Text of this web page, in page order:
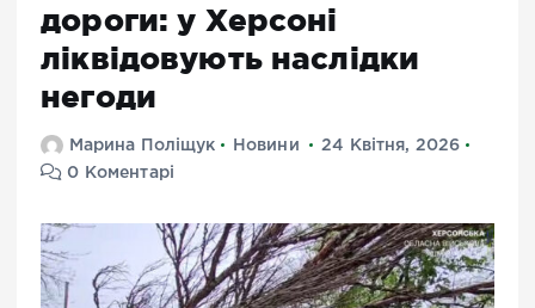
дороги: у Херсоні
ліквідовують наслідки
негоди
Марина Поліщук Новини
24 Квітня, 2026
0 Коментарі